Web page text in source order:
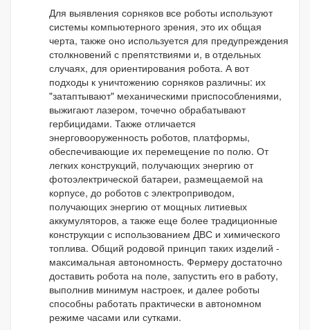
Для выявления сорняков все роботы используют
системы компьютерного зрения, это их общая
черта, также оно используется для предупреждения
столкновений с препятствиями и, в отдельных
случаях, для ориентирования робота. А вот
подходы к уничтожению сорняков различны: их
"затаптывают" механическими приспособлениями,
выжигают лазером, точечно обрабатывают
гербицидами. Также отличается
энерговооруженность роботов, платформы,
обеспечивающие их перемещение по полю. От
легких конструкций, получающих энергию от
фотоэлектрической батареи, размещаемой на
корпусе, до роботов с электроприводом,
получающих энергию от мощных литиевых
аккумуляторов, а также еще более традиционные
конструкции с использованием ДВС и химического
топлива. Общий родовой принцип таких изделий -
максимальная автономность. Фермеру достаточно
доставить робота на поле, запустить его в работу,
выполнив минимум настроек, и далее роботы
способны работать практически в автономном
режиме часами или сутками.